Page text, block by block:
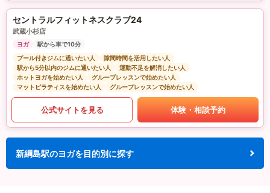
セントラルフィットネスクラブ24
武蔵小杉店
ヨガ
駅から車で10分
プール付きジムに通いたい人
隙間時間を活用したい人
駅から5分以内のジムに通いたい人
運動不足を解消したい人
ホットヨガを始めたい人
グループレッスンで始めたい人
マットピラティスを始めたい人
グループレッスンで始めたい人
公式サイトを見る 体験・相談予約
新綱島駅のヨガを目的別に探す